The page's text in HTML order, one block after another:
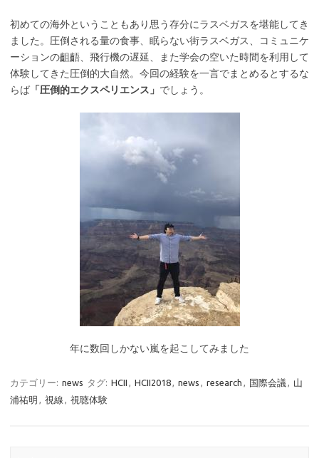
初めての海外ということもあり思う存分にラスベガスを堪能してき
ました。圧倒される量の食事、眠らない街ラスベガス、コミュニケ
ーションの齟齬、飛行機の遅延、また学会の空いた時間を利用して
体験してきた圧倒的大自然。今回の経験を一言でまとめるとするな
らば 「圧倒的エクスペリエンス」 でしょう。
年に数回しかない嵐を起こしてみました
カテゴリー: news タグ: HCII , HCII2018, news , research , 国際会議 , 山
浦祐明 , 視線 , 視聴体験